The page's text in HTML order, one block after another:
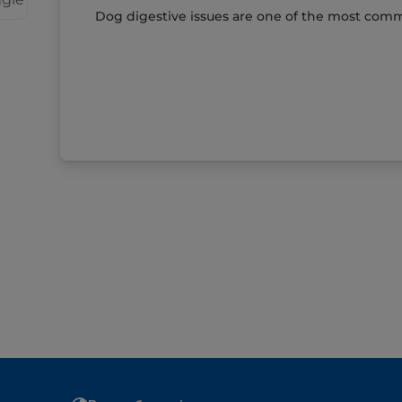
Dog digestive issues are one of the most